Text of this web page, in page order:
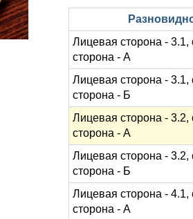
Лицевая сторона - 3.1,
сторона - А
Лицевая сторона - 3.1,
сторона - Б
Лицевая сторона - 3.2,
сторона - А
Лицевая сторона - 3.2,
сторона - Б
Лицевая сторона - 4.1,
сторона - А